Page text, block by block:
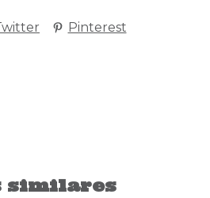
Pinterest
similares